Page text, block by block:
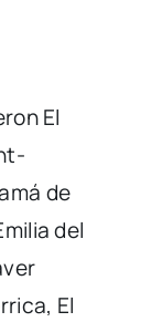
El
de
del
El